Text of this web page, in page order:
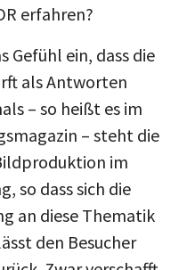
erfahren?
Gefühl ein, dass die
als Antworten
– so heißt es im
– steht die
im
so dass sich die
an diese Thematik
den Besucher